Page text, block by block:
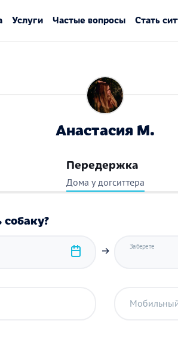
Услуги Частые вопросы Стать
Анастасия М.
Передержка
Дома у догситтера
собаку?
Заберете